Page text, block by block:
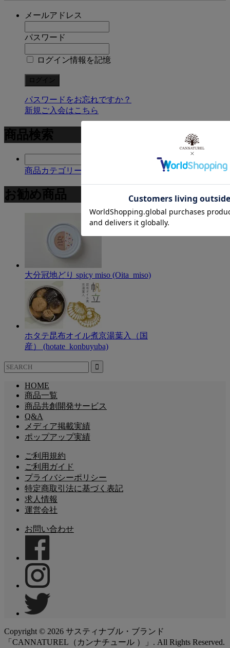
メールアドレス
パスワード
ログイン情報を記憶
パスワードをお忘れですか？
新規ご入会はこちら
商品検索
商品カテゴリー複合検索>
お勧め商品
大分冠地どり spicy miso (Oita_miso)
ホタテ昆布オイル煮京湯葉入（国
産） (hotate_konbuyuba)
HOME
商品一覧
商品共創開発サービス
Q&A
メディア掲載実績
ポップアップ実績
ご利用規約
ご利用ガイド
プライバシーポリシー
特定商取引法に基づく表記
求人情報
運営会社
お問い合わせ
Copyright © 2026 サスティナブル・ブランド
「CANNATUREL（カンナチュール ）」. All Rights Reserved.